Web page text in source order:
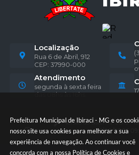
Prefeitura Municipal de Ibiraci - MG e os
nosso site usa cookies para melhorar a sua
experiência de navegação. Ao continuar você
concorda com a nossa Política de Cookies e
Localização
Rua 6 de Abril, 912
CEP: 37990-000
Atendimento
segunda à sexta feira
das 08hs às 16hs.
Versão do Sistema: 3.5.3 -
Portal atualizado em:07/08/2026